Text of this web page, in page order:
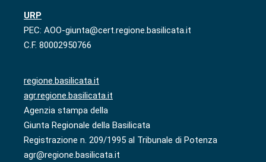
URP
PEC: AOO-giunta@cert.regione.basilicata.it
C.F. 80002950766
regione.basilicata.it
agr.regione.basilicata.it
Agenzia stampa della
Giunta Regionale della Basilicata
Registrazione n. 209/1995 al Tribunale di Potenza
agr@regione.basilicata.it